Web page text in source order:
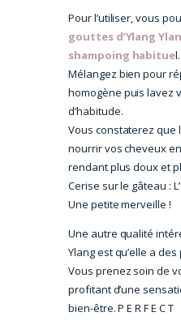
Pour l’utiliser, vous
gouttes d’Ylang
shampoing habituel.
Mélangez bien pour
homogène puis lavez
d’habitude.
Vous constaterez que
nourrir vos cheveux
rendant plus doux et
Cerise sur le gâteau :
Une petite merveille !
Une autre qualité
Ylang est qu’elle a
Vous prenez soin de
profitant d’une
bien-être. P E R F E C T